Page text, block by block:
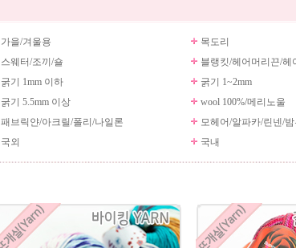
가을/겨울용 목도리
스웨터/조끼/숄 블랭킷/헤어머리끈/헤
굵기 1mm 이하 굵기 1~2mm
굵기 5.5mm 이상 wool 100%/메리노울
패브릭얀/아크릴/폴리/나일론 모헤어/알파카/린넨/밤
국외 국내